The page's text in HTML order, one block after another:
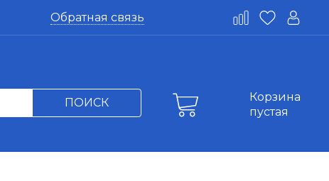
Обратная связь
ПОИСК
Корзина
пустая